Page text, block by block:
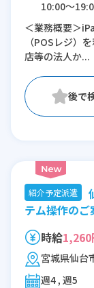
10:00〜
13:00〜
※残業：0
＜業務概要＞
（POSレジ）
店等の法人か...
紹介予定派遣
テム操作の
時給1,260
宮城県仙台
週4 , 週5